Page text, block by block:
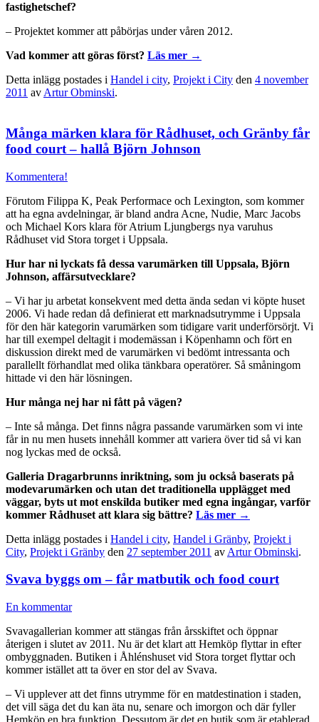
fastighetschef?
– Projektet kommer att påbörjas under våren 2012.
Vad kommer att göras först? Läs mer →
Detta inlägg postades i Handel i city, Projekt i City den 4 november
2011 av Artur Obminski.
Många märken klara för Rådhuset, och Gränby får
food court – hallå Björn Johnson
Kommentera!
Förutom Filippa K, Peak Performace och Lexington, som kommer
att ha egna avdelningar, är bland andra Acne, Nudie, Marc Jacobs
och Michael Kors klara för Atrium Ljungbergs nya varuhus
Rådhuset vid Stora torget i Uppsala.
Hur har ni lyckats få dessa varumärken till Uppsala, Björn
Johnson, affärsutvecklare?
– Vi har ju arbetat konsekvent med detta ända sedan vi köpte huset
2006. Vi hade redan då definierat ett marknadsutrymme i Uppsala
för den här kategorin varumärken som tidigare varit underförsörjt. Vi
har till exempel deltagit i modemässan i Köpenhamn och fört en
diskussion direkt med de varumärken vi bedömt intressanta och
parallellt förhandlat med olika tänkbara operatörer. Så småningom
hittade vi den här lösningen.
Hur många nej har ni fått på vägen?
– Inte så många. Det finns några passande varumärken som vi inte
får in nu men husets innehåll kommer att variera över tid så vi kan
nog lyckas med de också.
Galleria Dragarbrunns inriktning, som ju också baserats på
modevarumärken och utan det traditionella upplägget med
väggar, byts ut mot enskilda butiker med egna ingångar, varför
kommer Rådhuset att klara sig bättre? Läs mer →
Detta inlägg postades i Handel i city, Handel i Gränby, Projekt i
City, Projekt i Gränby den 27 september 2011 av Artur Obminski.
Svava byggs om – får matbutik och food court
En kommentar
Svavagallerian kommer att stängas från årsskiftet och öppnar
återigen i slutet av 2011. Nu är det klart att Hemköp flyttar in efter
ombyggnaden. Butiken i Åhlénshuset vid Stora torget flyttar och
kommer istället att ta över en stor del av Svava.
– Vi upplever att det finns utrymme för en matdestination i staden,
det vill säga det du kan äta nu, senare och imorgon och där fyller
Hemköp en bra funktion. Dessutom är det en butik som är etablerad